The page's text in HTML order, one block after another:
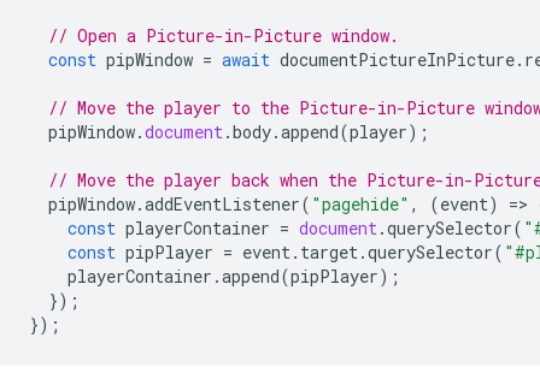
// Open a Picture-in-Picture window.
const pipWindow = await documentPictureInPicture.
// Move the player to the Picture-in-Picture
pipWindow.document .body.append(player);
// Move the player back when the Picture-in-
pipWindow.addEventListener( "pagehide" , (event) =>
const playerContainer = document .querySelector(
const pipPlayer = event . target .querySelector(
playerContainer .append(pipPlayer);
});
});